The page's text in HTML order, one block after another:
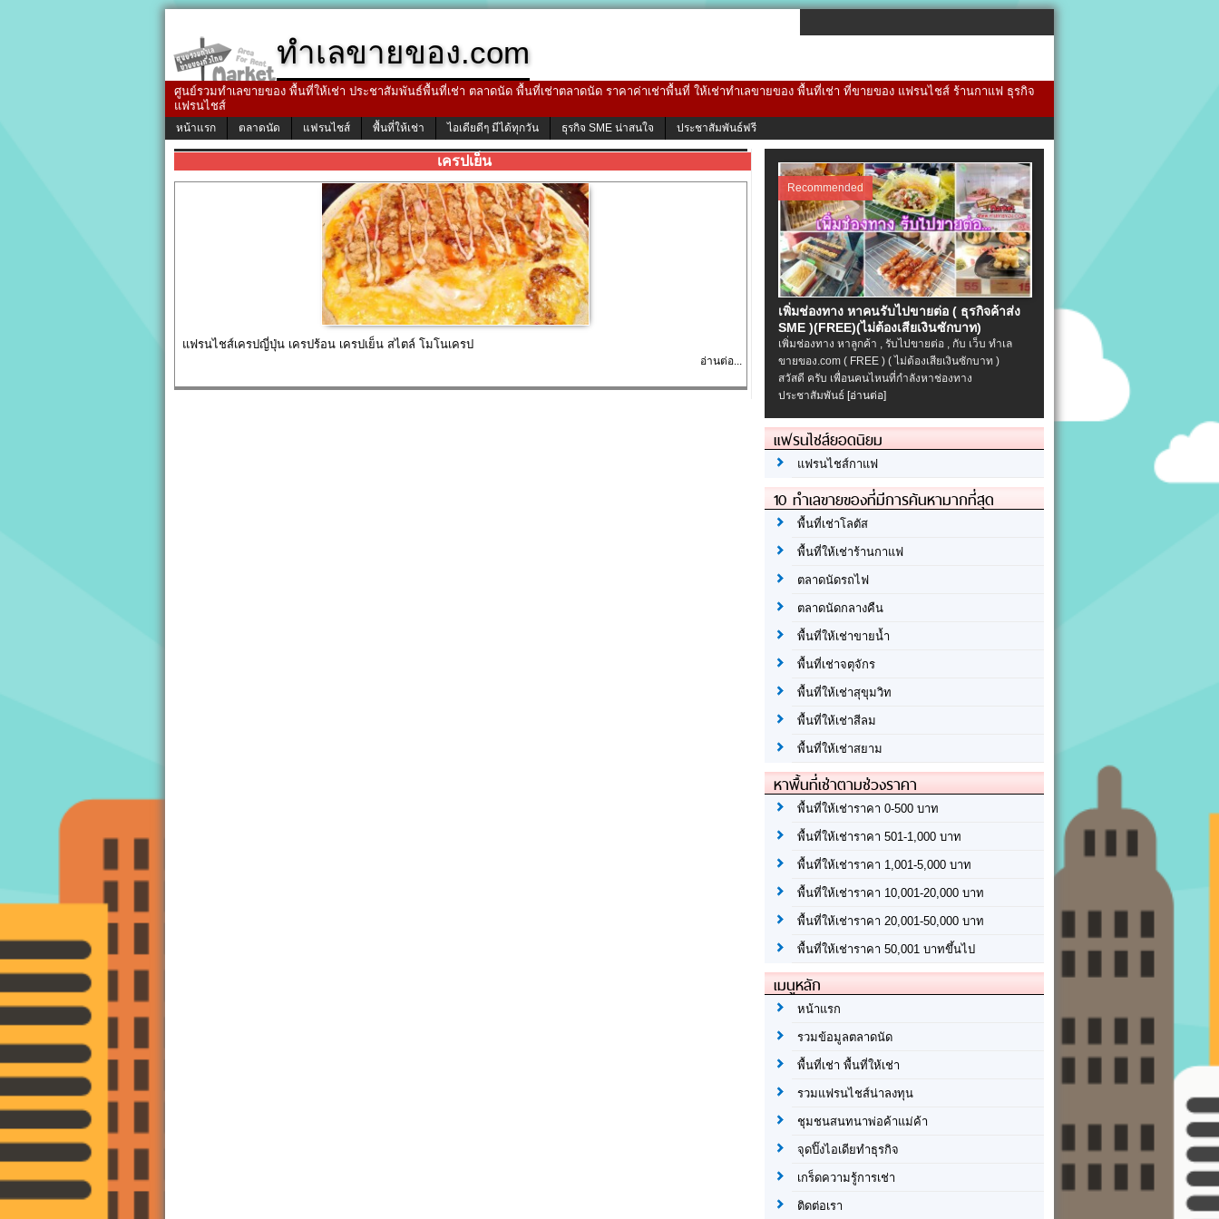
ทำเลขายของ.com
ศูนย์รวมทำเลขายของ พื้นที่ให้เช่า ประชาสัมพันธ์พื้นที่เช่า ตลาดนัด พื้นที่เช่าตลาดนัด ราคาค่าเช่าพื้นที่ ให้เช่าทำเลขายของ พื้นที่เช่า ที่ขายของ แฟรนไชส์ ร้านกาแฟ ธุรกิจ
แฟรนไชส์
หน้าแรก ตลาดนัด แฟรนไชส์ พื้นที่ให้เช่า ไอเดียดีๆ มีได้ทุกวัน ธุรกิจ SME น่าสนใจ ประชาสัมพันธ์ฟรี
เครปเย็น
แฟรนไชส์เครปญี่ปุ่น เครปร้อน เครปเย็น สไตล์ โมโนเครป
อ่านต่อ...
Recommended
เพิ่มช่องทาง หาคนรับไปขายต่อ ( ธุรกิจค้าส่ง
SME )(FREE)(ไม่ต้องเสียเงินซักบาท)
เพิ่มช่องทาง หาลูกค้า , รับไปขายต่อ , กับ เว็บ ทำเล
ขายของ.com ( FREE ) ( ไม่ต้องเสียเงินซักบาท )
สวัสดี ครับ เพื่อนคนไหนที่กำลังหาช่องทาง
ประชาสัมพันธ์ [อ่านต่อ]
แฟรนไชส์ยอดนิยม
แฟรนไชส์กาแฟ
10 ทำเลขายของที่มีการค้นหามากที่สุด
พื้นที่เช่าโลตัส
พื้นที่ให้เช่าร้านกาแฟ
ตลาดนัดรถไฟ
ตลาดนัดกลางคืน
พื้นที่ให้เช่าขายน้ำ
พื้นที่เช่าจตุจักร
พื้นที่ให้เช่าสุขุมวิท
พื้นที่ให้เช่าสีลม
พื้นที่ให้เช่าสยาม
หาพื้นที่เช่าตามช่วงราคา
พื้นที่ให้เช่าราคา 0-500 บาท
พื้นที่ให้เช่าราคา 501-1,000 บาท
พื้นที่ให้เช่าราคา 1,001-5,000 บาท
พื้นที่ให้เช่าราคา 10,001-20,000 บาท
พื้นที่ให้เช่าราคา 20,001-50,000 บาท
พื้นที่ให้เช่าราคา 50,001 บาทขึ้นไป
เมนูหลัก
หน้าแรก
รวมข้อมูลตลาดนัด
พื้นที่เช่า พื้นที่ให้เช่า
รวมแฟรนไชส์น่าลงทุน
ชุมชนสนทนาพ่อค้าแม่ค้า
จุดปิ๊งไอเดียทำธุรกิจ
เกร็ดความรู้การเช่า
ติดต่อเรา